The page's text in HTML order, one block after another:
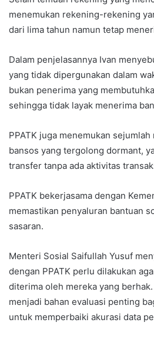
menemukan rekening-rekening
dari lima tahun namun tetap
Dalam penjelasannya Ivan
yang tidak dipergunakan dalam
bukan penerima yang
sehingga tidak layak menerima
PPATK juga menemukan
bansos yang tergolong dormant,
transfer tanpa ada aktivitas
PPATK bekerjasama dengan
memastikan penyaluran bantuan
sasaran.
Menteri Sosial Saifullah Yusuf
dengan PPATK perlu dilakukan
diterima oleh mereka yang berhak.
menjadi bahan evaluasi penting
untuk memperbaiki akurasi data